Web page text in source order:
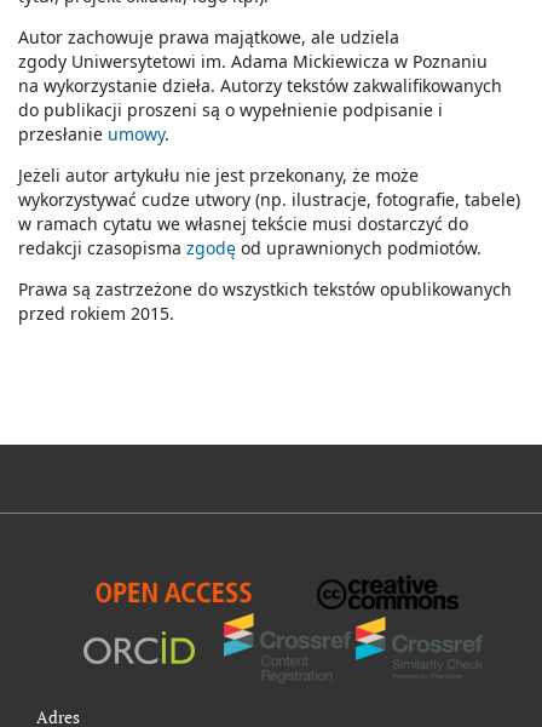
Autor zachowuje prawa majątkowe, ale udziela
zgody Uniwersytetowi im. Adama Mickiewicza w Poznaniu
na wykorzystanie dzieła. Autorzy tekstów zakwalifikowanych
do publikacji proszeni są o wypełnienie podpisanie i
przesłanie umowy.
Jeżeli autor artykułu nie jest przekonany, że może
wykorzystywać cudze utwory (np. ilustracje, fotografie, tabele)
w ramach cytatu we własnej tekście musi dostarczyć do
redakcji czasopisma zgodę od uprawnionych podmiotów.
Prawa są zastrzeżone do wszystkich tekstów opublikowanych
przed rokiem 2015.
Adres